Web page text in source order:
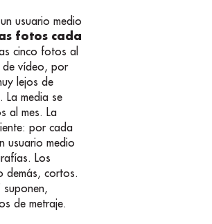
usuario medio
fotos cada
cinco fotos al
de vídeo, por
lejos de
La media se
al mes. La
por cada
usuario medio
Los
demás, cortos.
de metraje.